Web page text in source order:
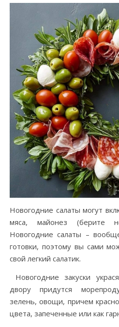
Новогодние салаты могут
мяса, майонез (берите
Новогодние салаты –
готовки, поэтому вы сами
свой легкий салатик.
Новогодние закуски
двору придутся
зелень, овощи, причем
цвета, запеченные или как